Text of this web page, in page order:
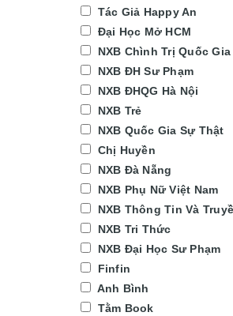
Tác Giả Happy An
Đại Học Mở HCM
NXB Chình Trị Quốc
NXB ĐH Sư Phạm
NXB ĐHQG Hà Nội
NXB Trẻ
NXB Quốc Gia Sự Thật
Chị Huyền
NXB Đà Nẵng
NXB Phụ Nữ Việt Nam
NXB Thông Tin Và
NXB Tri Thức
NXB Đại Học Sư Phạm
Finfin
Anh Bình
Tằm Book